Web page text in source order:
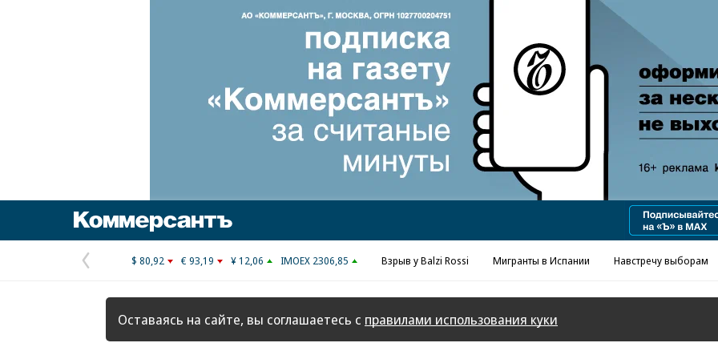
Реклама в «Ъ» www.kommersant.ru/ad
Предыдущая
страница
$ 80,92 € 93,19 ¥ 12,06 IMOEX 2306,85 Взрыв у Balzi Rossi Мигранты в Испании Навстречу выборам
Оставаясь на сайте, вы соглашаетесь с правилами использования куки